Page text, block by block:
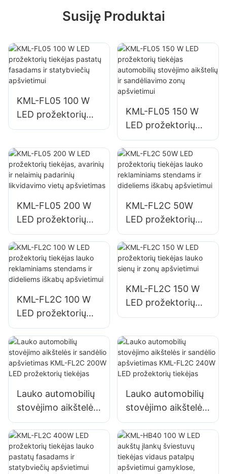
Susiję Produktai
KML-FL05 100 W
LED prožektorių
tiekėjas pastatų
statybviečių
apšvietimui
KML-FL05 150 W
LED prožektorių
tiekėjas automobilių
stovėjimo aikštelių
ir sandėliavimo
zonų apšvietimui
KML-FL05 200 W
LED prožektorių
tiekėjas, avarinių ir
nelaimių padarinių
likvidavimo vietų
apšvietimas
KML-FL2C 50W
LED prožektorių
tiekėjas lauko
reklaminiams
stendams ir
dideliems iškabų
apšvietimui
KML-FL2C 100 W
LED prožektorių
tiekėjas lauko
reklaminiams
stendams ir
dideliems iškabų
KML-FL2C 150 W
LED prožektorių
tiekėjas lauko sienų
Lauko automobilių
stovėjimo aikštelės
ir sandėlio
apšvietimas KML-
FL2C 200W LED
prožektorių tiekėjas
Lauko automobilių
stovėjimo aikštelės
ir sandėlio
apšvietimas KML-
FL2C 240W LED
prožektorių tiekėjas